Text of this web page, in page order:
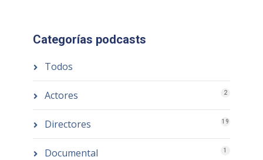
Categorías podcasts
Todos
Actores 2
Directores 19
Documental 1